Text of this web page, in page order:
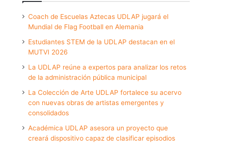
Coach de Escuelas Aztecas UDLAP jugará el
Mundial de Flag Football en Alemania
Estudiantes STEM de la UDLAP destacan en el
MUTVI 2026
La UDLAP reúne a expertos para analizar los retos
de la administración pública municipal
La Colección de Arte UDLAP fortalece su acervo
con nuevas obras de artistas emergentes y
consolidados
Académica UDLAP asesora un proyecto que
creará dispositivo capaz de clasificar episodios